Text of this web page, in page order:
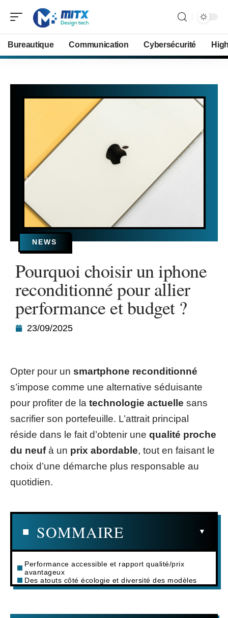
Bureautique Communication Cybersécurité
NEWS
Pourquoi choisir un iphone
reconditionné pour allier
performance et budget ?
23/09/2025
Opter pour un smartphone reconditionné
s’impose comme une alternative séduisante
pour profiter de la technologie actuelle sans
sacrifier son portefeuille. L’attrait principal
réside dans le fait d’obtenir une qualité proche
du neufà un prix abordable, tout en faisant le
choix d’une démarche plus responsable au
quotidien.
SOMMAIRE
Performance accessible et rapport qualité/prix
avantageux
Des atouts côté écologie et diversité des modèles